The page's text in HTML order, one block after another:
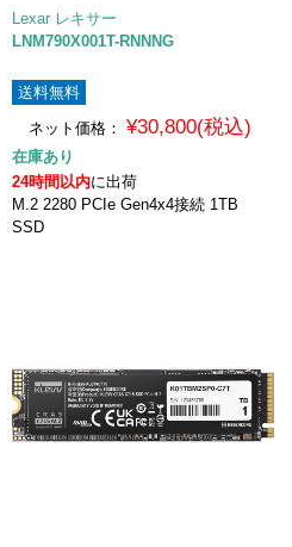
Lexar レキサー
LNM790X001T-RNNNG
送料無料
ネット価格：
¥30,800(税込)
在庫あり
24時間以内に出荷
M.2 2280 PCIe Gen4x4接続 1TB
SSD